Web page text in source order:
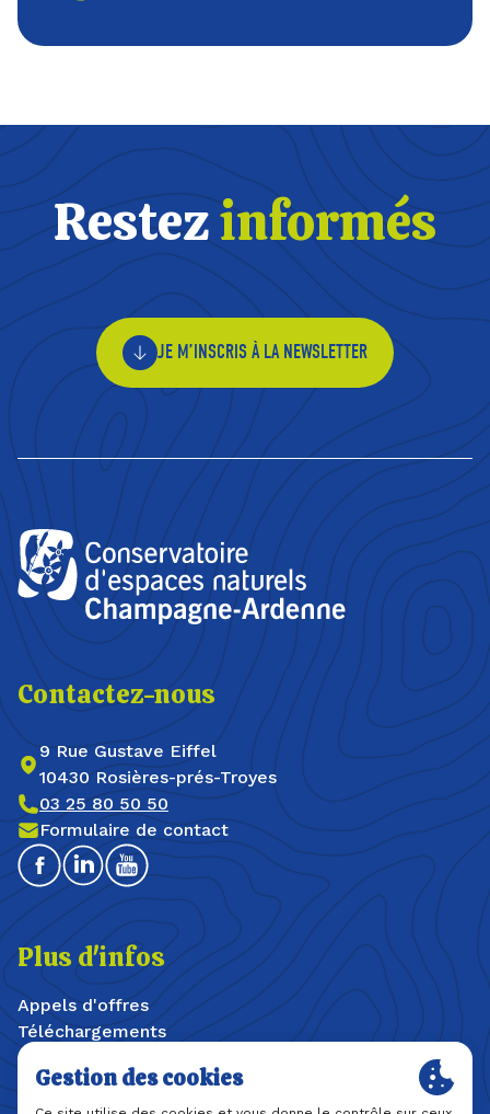
Restezinformés
JE M’INSCRIS À LA NEWSLETTER
Contactez-nous
9 Rue Gustave Eiffel
10430 Rosières-prés-Troyes
03 25 80 50 50
Formulaire de contact
FacebookLinkedinYoutube
Plus d'infos
Appels d'offres
Téléchargements
Offres d'emploi / stages
Plan du site